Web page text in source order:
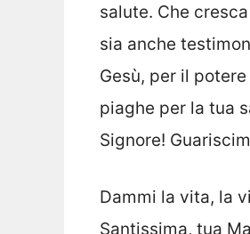
salute. Che
sia anche
Gesù, per il
piaghe per la tua
Signore!
Dammi la vita, la
Santissima, tua